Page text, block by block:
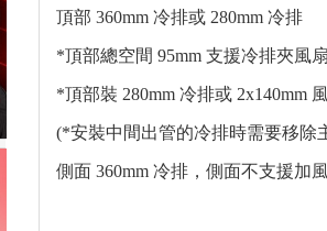
頂部 360mm 冷排或 280mm 冷排
*頂部總空間 95mm 支援冷排夾風
*頂部裝 280mm 冷排或 2x140mm
(*安裝中間出管的冷排時需要移除
側面 360mm 冷排，側面不支援加